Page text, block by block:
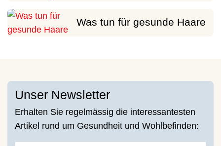
Was tun für gesunde Haare
Unser Newsletter
Erhalten Sie regelmässig die interessantesten
Artikel rund um Gesundheit und Wohlbefinden: